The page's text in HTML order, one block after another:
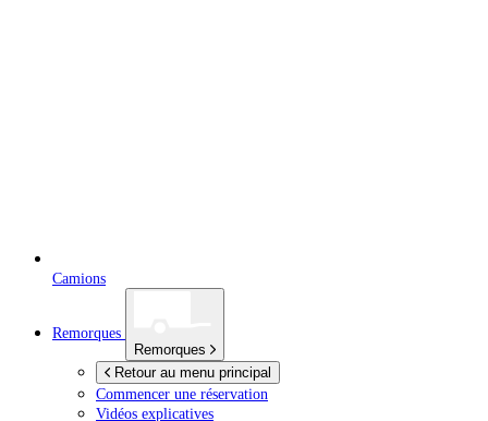
Camions
Remorques
Remorques
Retour au menu principal
Commencer une réservation
Vidéos explicatives